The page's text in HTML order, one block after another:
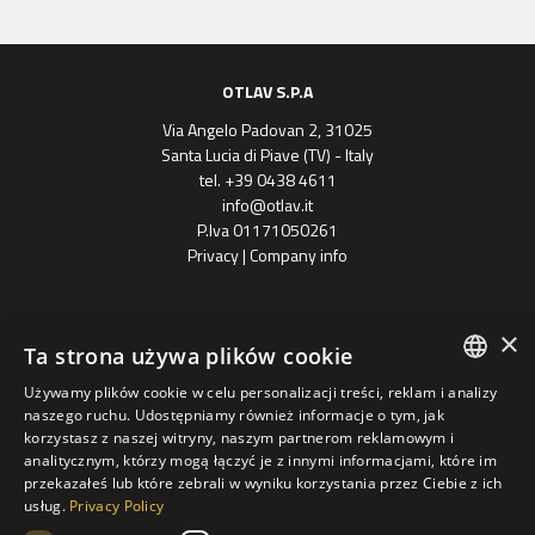
OTLAV S.P.A
Via Angelo Padovan 2, 31025
Santa Lucia di Piave (TV) - Italy
tel. +39 0438 4611
info@otlav.it
P.Iva 01171050261
Privacy|Company info
Progetto finanziato
con il POR FESR 2014 - 2020
Regione Veneto
Grupa Otlav S.P.A
SPANISH
FRENCH
×
Ta strona używa plików cookie
Używamy plików cookie w celu personalizacji treści, reklam i analizy
naszego ruchu. Udostępniamy również informacje o tym, jak
korzystasz z naszej witryny, naszym partnerom reklamowym i
analitycznym, którzy mogą łączyć je z innymi informacjami, które im
przekazałeś lub które zebrali w wyniku korzystania przez Ciebie z ich
usług. Privacy Policy